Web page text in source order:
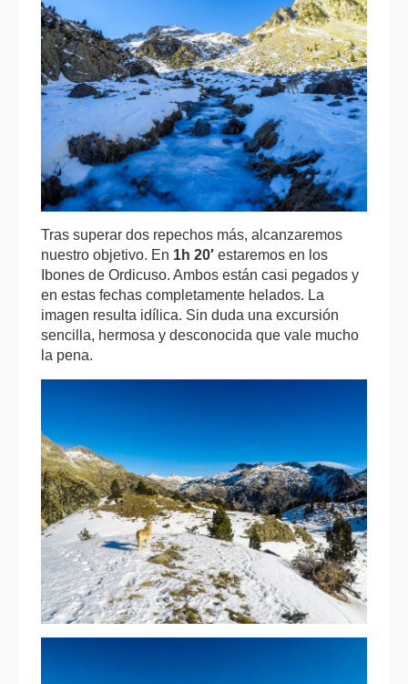
Tras superar dos repechos más, alcanzaremos
nuestro objetivo. En 1h 20′ estaremos en los
Ibones de Ordicuso. Ambos están casi pegados y
en estas fechas completamente helados. La
imagen resulta idílica. Sin duda una excursión
sencilla, hermosa y desconocida que vale mucho
la pena.